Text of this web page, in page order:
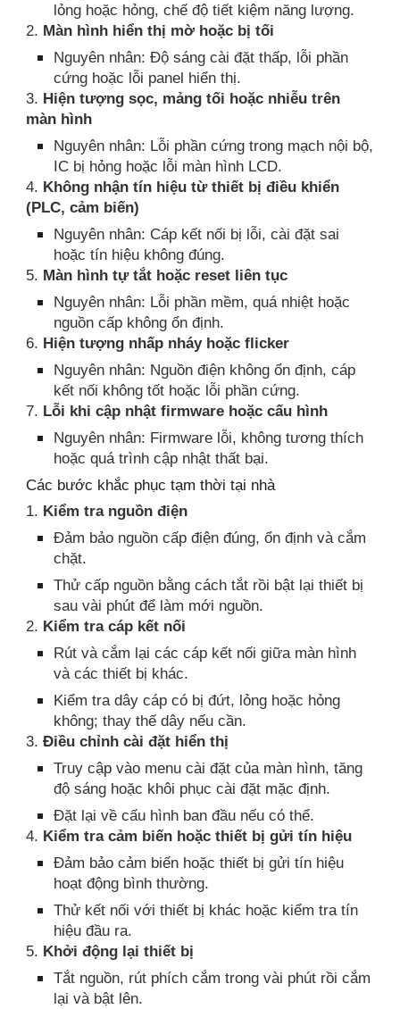
lỏng hoặc hỏng, chế độ tiết kiệm năng lượng.
2. Màn hình hiển thị mờ hoặc bị tối
Nguyên nhân: Độ sáng cài đặt thấp, lỗi phần
cứng hoặc lỗi panel hiển thị.
3. Hiện tượng sọc, mảng tối hoặc nhiễu trên
màn hình
Nguyên nhân: Lỗi phần cứng trong mạch nội bộ,
IC bị hỏng hoặc lỗi màn hình LCD.
4. Không nhận tín hiệu từ thiết bị điều khiển
(PLC, cảm biến)
Nguyên nhân: Cáp kết nối bị lỗi, cài đặt sai
hoặc tín hiệu không đúng.
5. Màn hình tự tắt hoặc reset liên tục
Nguyên nhân: Lỗi phần mềm, quá nhiệt hoặc
nguồn cấp không ổn định.
6. Hiện tượng nhấp nháy hoặc flicker
Nguyên nhân: Nguồn điện không ổn định, cáp
kết nối không tốt hoặc lỗi phần cứng.
7. Lỗi khi cập nhật firmware hoặc cấu hình
Nguyên nhân: Firmware lỗi, không tương thích
hoặc quá trình cập nhật thất bại.
Các bước khắc phục tạm thời tại nhà
1. Kiểm tra nguồn điện
Đảm bảo nguồn cấp điện đúng, ổn định và cắm
chặt.
Thử cấp nguồn bằng cách tắt rồi bật lại thiết bị
sau vài phút để làm mới nguồn.
2. Kiểm tra cáp kết nối
Rút và cắm lại các cáp kết nối giữa màn hình
và các thiết bị khác.
Kiểm tra dây cáp có bị đứt, lỏng hoặc hỏng
không; thay thế dây nếu cần.
3.Điều chỉnh cài đặt hiển thị
Truy cập vào menu cài đặt của màn hình, tăng
độ sáng hoặc khôi phục cài đặt mặc định.
Đặt lại về cấu hình ban đầu nếu có thể.
4. Kiểm tra cảm biến hoặc thiết bị gửi tín hiệu
Đảm bảo cảm biến hoặc thiết bị gửi tín hiệu
hoạt động bình thường.
Thử kết nối với thiết bị khác hoặc kiểm tra tín
hiệu đầu ra.
5. Khởi động lại thiết bị
Tắt nguồn, rút phích cắm trong vài phút rồi cắm
lại và bật lên.